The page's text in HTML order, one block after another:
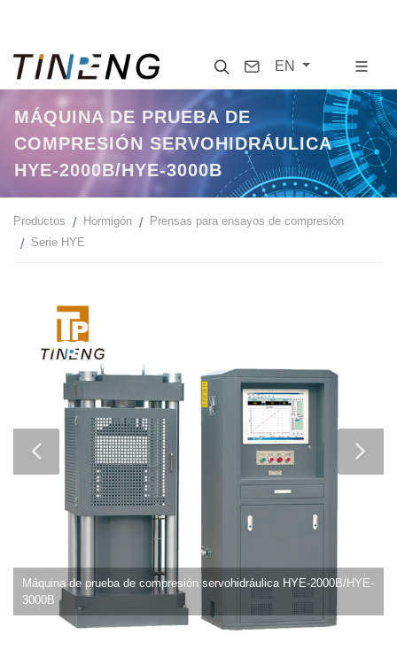
SearchContact
EN
MÁQUINA DE PRUEBA DE
COMPRESIÓN SERVOHIDRÁULICA
HYE-2000B/HYE-3000B
Productos Hormigón
Prensas para ensayos de compresión
Serie HYE
Máquina de prueba de compresión servohidráulica HYE-2000B/HYE-
3000B